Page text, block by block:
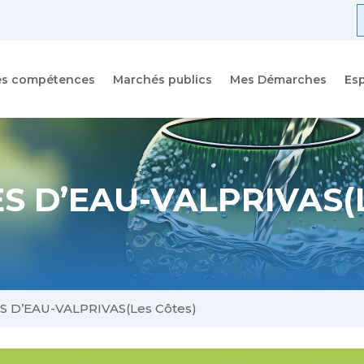
compétences Marchés publics Mes Démarches
D’EAU-
D’EAU-VALPRIVAS(Les Côtes)